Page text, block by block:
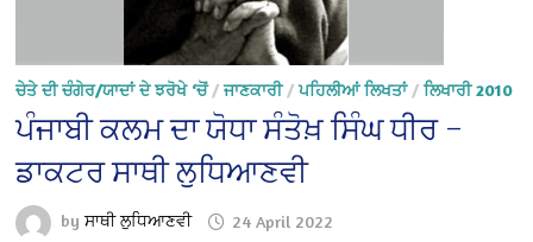
ਚੇਤੇ ਦੀ ਚੰਗੇਰ/ਯਾਦਾਂ ਦੇ ਝਰੋਖੇ ‘ਚੋਂ/ਜਾਣਕਾਰੀ/ਪਹਿਲੀਆਂ ਲਿਖਤਾਂ/ਲਿਖਾਰੀ 2010
ਪੰਜਾਬੀ ਕਲਮ ਦਾ ਯੋਧਾ ਸੰਤੋਖ਼ ਸਿੰਘ ਧੀਰ –
ਡਾਕਟਰ ਸਾਥੀ ਲੁਧਿਆਣਵੀ
byਸਾਥੀ ਲੁਧਿਆਣਵੀ 24 April 2022